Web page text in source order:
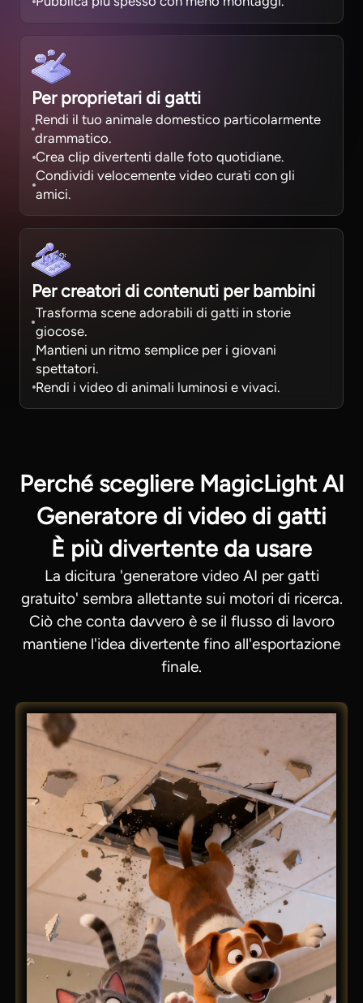
Per proprietari di gatti
Rendi il tuo animale domestico particolarmente
drammatico.
Crea clip divertenti dalle foto quotidiane.
Condividi velocemente video curati con gli
amici.
Per creatori di contenuti per bambini
Trasforma scene adorabili di gatti in storie
giocose.
Mantieni un ritmo semplice per i giovani
spettatori.
Rendi i video di animali luminosi e vivaci.
Perché scegliere MagicLight AI
Generatore di video di gatti
È più divertente da usare
La dicitura 'generatore video AI per gatti
gratuito' sembra allettante sui motori di ricerca.
Ciò che conta davvero è se il flusso di lavoro
mantiene l'idea divertente fino all'esportazione
finale.